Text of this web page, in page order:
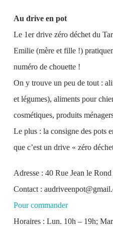
Au drive en pot
Le 1er drive zéro déchet du
Emilie (mère et fille !)
numéro de chouette !
On y trouve un peu de tout :
et légumes), aliments pour
cosmétiques, produits
Le plus : la consigne des pots
que c’est un drive « zéro
Adresse : 40 Rue Jean le
Contact :
Pour commander
Horaires : Lun. 10h – 19h;